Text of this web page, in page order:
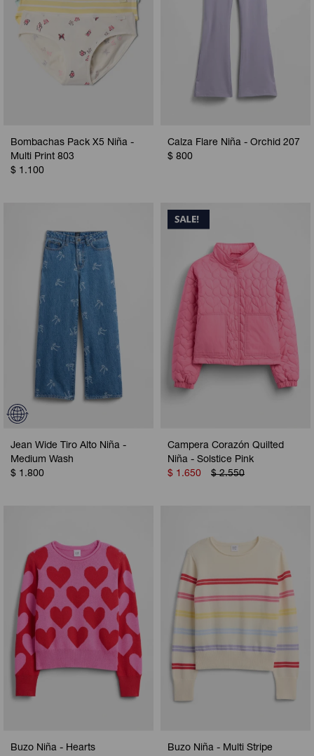
Bombachas Pack X5 Niña -
Multi Print 803
$ 1.100
Calza Flare Niña - Orchid 207
$ 800
Jean Wide Tiro Alto Niña -
Medium Wash
$ 1.800
Campera Corazón Quilted
Niña - Solstice Pink
$ 1.650 $ 2.550
Buzo Niña - Hearts
Buzo Niña - Multi Stripe